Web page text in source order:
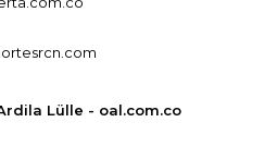
Lülle - oal.com.co